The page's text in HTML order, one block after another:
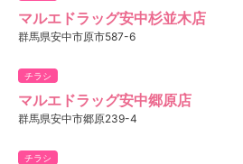
マルエドラッグ安中杉並木店
群馬県安中市原市587-6
チラシ
マルエドラッグ安中郷原店
群馬県安中市郷原239-4
チラシ